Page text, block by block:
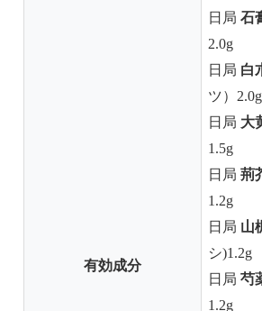
有効成分
日局 石
2.0g
日局 白
ツ）
日局 大
1.5g
日局 荊
1.2g
日局 山
シ)1.2g
日局 芍
1.2g